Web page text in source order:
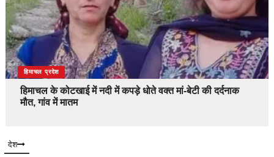
देश
हिमाचल प्रदेश
हिमाचल के कोटखाई में नदी में कपड़े धोते वक्त मां-बेटी की दर्दनाक
मौत, गांव में मातम
देश